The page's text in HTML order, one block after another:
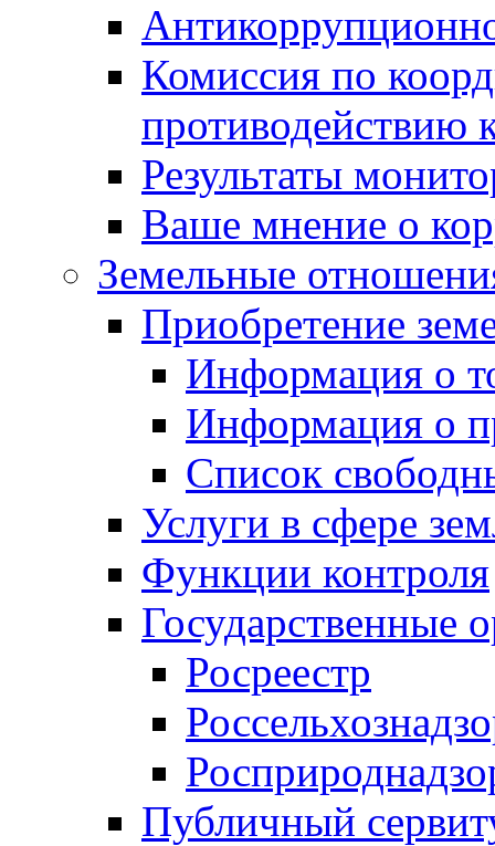
Комиссия по
противодействию
Результаты
Ваше мнение о
Земельные
Приобретение
Информация о
Информация о
Список
Услуги в сфере
Функции контроля
Государственные
Росреестр
Публичный